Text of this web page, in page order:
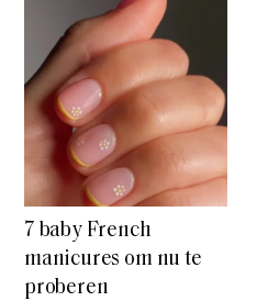
7 baby French
manicures om nu te
proberen